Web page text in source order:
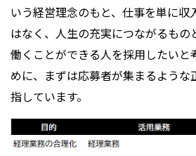
いう経営理念のもと、仕事を単に収
はなく、人生の充実につながるもの
働くことができる人を採用したいと
めに、まずは応募者が集まるような
指しています。